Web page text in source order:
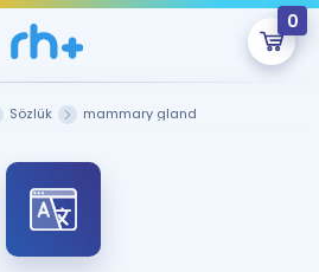
0
Şu An Boş.
hazırlayacak onlarca eğitim seni
bekliyor!
Sözlük mammary gland